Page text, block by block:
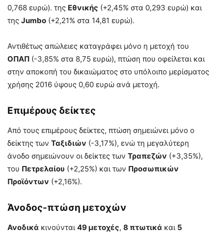
0,768 ευρώ). της Εθνικής (+2,45% στα 0,293 ευρώ) και
της Jumbo (+2,21% στα 14,81 ευρώ).
Αντιθέτως απώλειες καταγράφει μόνο η μετοχή του
ΟΠΑΠ (-3,85% στα 8,75 ευρώ), πτώση που οφείλεται και
στην αποκοπή του δικαιώματος στο υπόλοιπο μερίσματος
χρήσης 2016 ύψους 0,60 ευρώ ανά μετοχή.
Επιμέρους δείκτες
Από τους επιμέρους δείκτες, πτώση σημειώνει μόνο ο
δείκτης των Ταξιδιών (-3,17%), ενώ τη μεγαλύτερη
άνοδο σημειώνουν οι δείκτες των Τραπεζών (+3,35%),
του Πετρελαίου (+2,25%) και των Προσωπικών
Προϊόντων (+2,16%).
Άνοδος-πτώση μετοχών
Ανοδικά κινούνται 49 μετοχές, 8 πτωτικά και 5